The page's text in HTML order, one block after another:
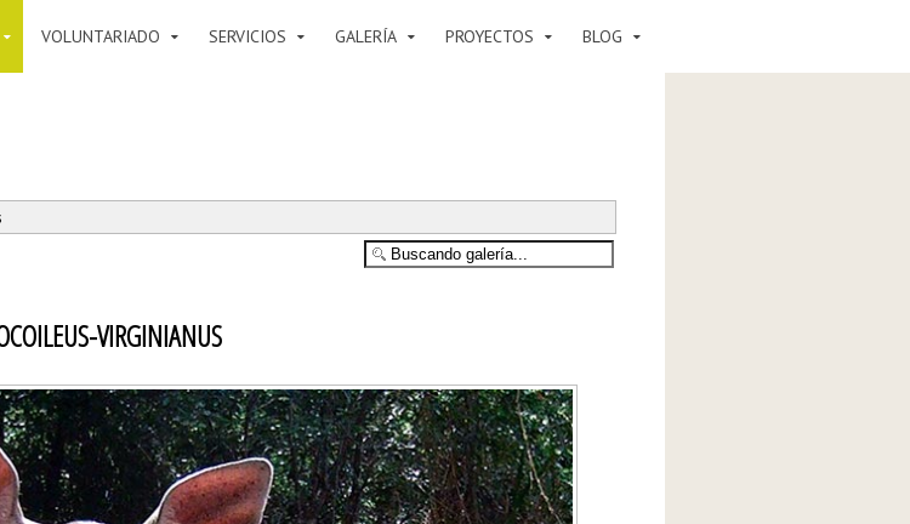
VOLUNTARIADO SERVICIOS GALERÍA PROYECTOS BLOG
VIRGINIANUS